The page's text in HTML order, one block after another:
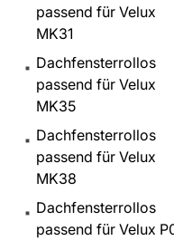
passend für Velux
MK31
Dachfensterrollos
passend für Velux
MK35
Dachfensterrollos
passend für Velux
MK38
Dachfensterrollos
passend für Velux